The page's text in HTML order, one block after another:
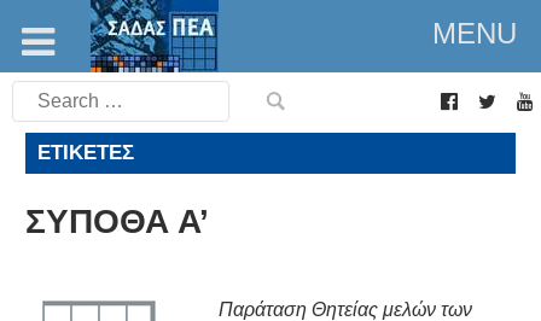
MENU
Search
for:
ΕΤΙΚΈΤΕΣ
ΣΥΠΟΘΑ Α’
Παράταση Θητείας μελών των